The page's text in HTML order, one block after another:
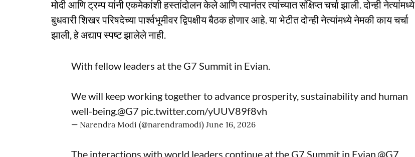
मोदी आणि ट्रम्प यांनी एकमेकांशी हस्तांदोलन केले आणि त्यानंतर त्यांच्यात संक्षिप्त चर्चा झाली. दोन्ही नेत्यांमध्ये
बुधवारी शिखर परिषदेच्या पार्श्वभूमीवर द्विपक्षीय बैठक होणार आहे. या भेटीत दोन्ही नेत्यांमध्ये नेमकी काय चर्चा
झाली, हे अद्याप स्पष्ट झालेले नाही.
With fellow leaders at the G7 Summit in Evian.
We will keep working together to advance prosperity, sustainability and human
well-being.@G7 pic.twitter.com/yUUV89f8vh
— Narendra Modi (@narendramodi) June 16, 2026
The interactions with world leaders continue at the G7 Summit in Evian.@G7